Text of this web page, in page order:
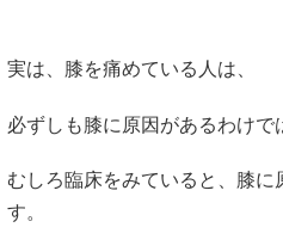
実は、膝を痛めている人は、
必ずしも膝に原因があるわけで
むしろ臨床をみていると、膝
す。